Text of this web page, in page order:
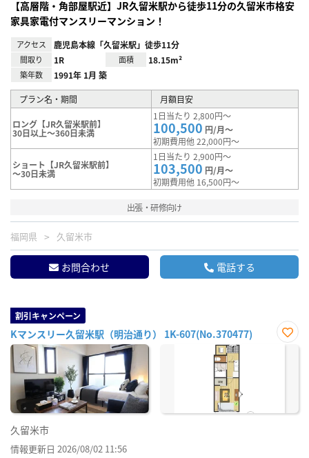
【高層階・角部屋駅近】JR久留米駅から徒歩11分の久留米市格安
家具家電付マンスリーマンション！
アクセス 鹿児島本線「久留米駅」徒歩11分
間取り 1R 面積 18.15m²
築年数 1991年 1月 築
プラン名・期間 月額目安
ロング【JR久留米駅前】
30日以上～360日未満
1日当たり 2,800円～
100,500 円/月～
初期費用他 22,000円～
ショート【JR久留米駅前】
～30日未満
1日当たり 2,900円～
103,500 円/月～
初期費用他 16,500円～
出張・研修向け
福岡県 久留米市
お問合わせ 電話する
割引キャンペーン
Kマンスリー久留米駅（明治通り） 1K-607(No.370477)
お気
久留米市
情報更新日 2026/08/02 11:56